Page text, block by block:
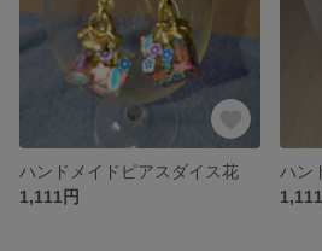
ハンドメイドピアスダイス花
1,111円
ハン